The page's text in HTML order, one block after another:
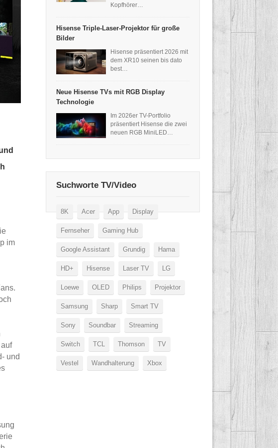
im
und
Kopfhörer…
Hisense Triple-Laser-Projektor für große
Bilder
Hisense präsentiert 2026 mit
dem XR10 seinen bis dato
best…
Neue Hisense TVs mit RGB Display
Technologie
Im 2026er TV-Portfolio
präsentiert Hisense die zwei
neuen RGB MiniLED…
Suchworte TV/Video
8K Acer App Display
Fernseher Gaming Hub
Google Assistant Grundig Hama
HD+ Hisense Laser TV LG
Loewe OLED Philips Projektor
Samsung Sharp Smart TV
Sony Soundbar Streaming
Switch TCL Thomson TV
Vestel Wandhalterung Xbox